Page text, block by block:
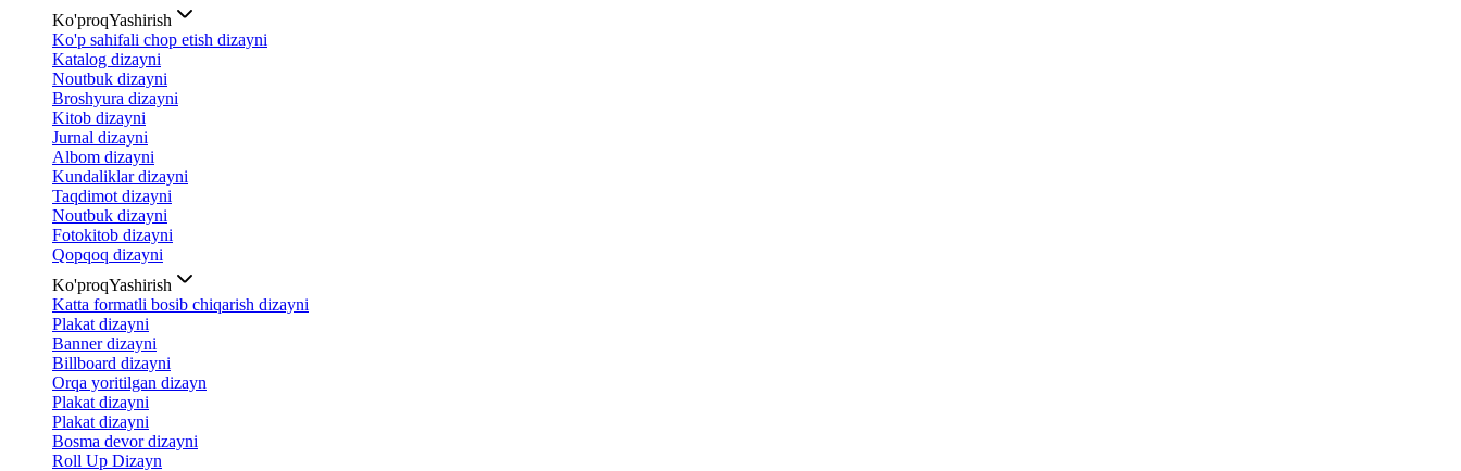
Ko'proqYashirish
Ko'p sahifali chop etish dizayni
Katalog dizayni
Noutbuk dizayni
Broshyura dizayni
Kitob dizayni
Jurnal dizayni
Albom dizayni
Kundaliklar dizayni
Taqdimot dizayni
Noutbuk dizayni
Fotokitob dizayni
Qopqoq dizayni
Ko'proqYashirish
Katta formatli bosib chiqarish dizayni
Plakat dizayni
Banner dizayni
Billboard dizayni
Orqa yoritilgan dizayn
Plakat dizayni
Plakat dizayni
Bosma devor dizayni
Roll Up Dizayn